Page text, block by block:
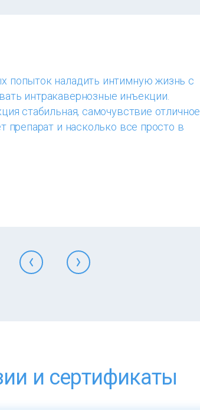
попыток наладить интимную жизнь с
интракавернозные инъекции.
стабильная, самочувствие отличное.
препарат и насколько все просто в
и сертификаты